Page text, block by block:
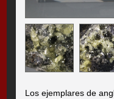
Los ejemplares de